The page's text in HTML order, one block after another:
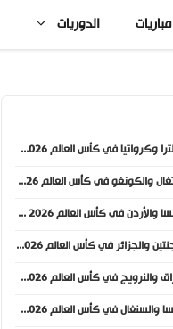
مباريات الدوريات
موعد مباراة إنجلترا وكرواتيا في كأس العالم 2026 والقنوات الناقلة
موعد مباراة البرتغال والكونغو في كأس العالم 2026 والقنوات الناقلة
موعد مباراة النمسا والأردن في كأس العالم 2026 والقنوات الناقلة
موعد مباراة الأرجنتين والجزائر في كأس العالم 2026 والقنوات الناقلة
موعد مباراة العراق والنرويج في كأس العالم 2026 والقنوات الناقلة
موعد مباراة فرنسا والسنغال في كأس العالم 2026 والقنوات الناقلة